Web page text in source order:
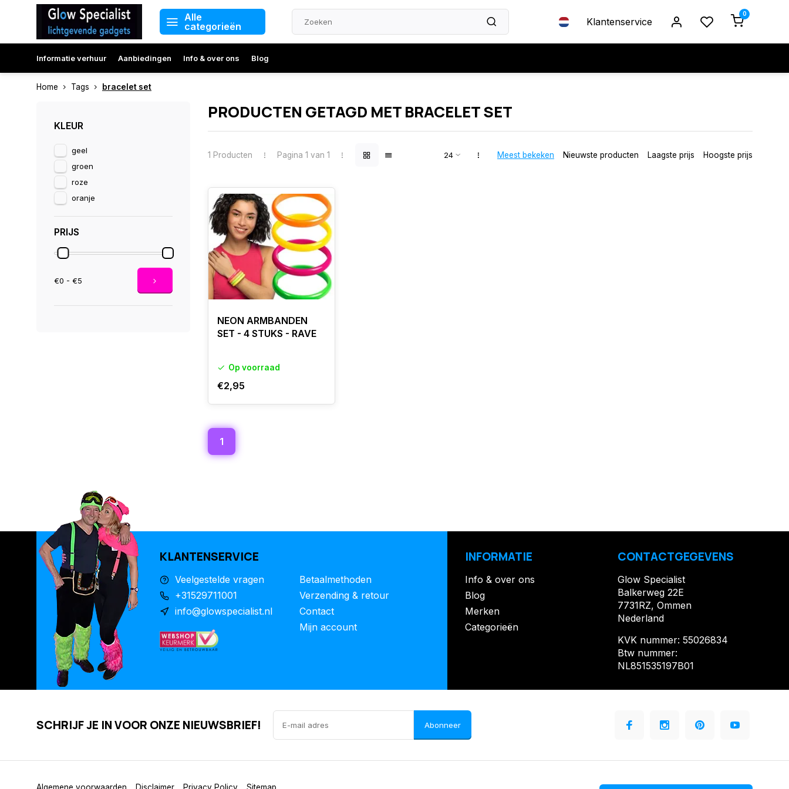
Alle
categorieën
Klantenservice
0
Informatie verhuur Aanbiedingen Info & over ons Blog
Home Tags bracelet set
KLEUR
geel
groen
roze
oranje
PRIJS
€0 - €5
PRODUCTEN GETAGD MET BRACELET SET
1 Producten Pagina 1 van 1 Meest bekeken Nieuwste producten Laagste prijs Hoogste prijs
NEON ARMBANDEN
SET - 4 STUKS - RAVE
Op voorraad
€2,95
1
KLANTENSERVICE
Veelgestelde vragen
+31529711001
info@glowspecialist.nl
Betaalmethoden
Verzending & retour
Contact
Mijn account
INFORMATIE
Info & over ons
Blog
Merken
Categorieën
CONTACTGEGEVENS
Glow Specialist
Balkerweg 22E
7731RZ, Ommen
Nederland
KVK nummer: 55026834
Btw nummer:
NL851535197B01
SCHRIJF JE IN VOOR ONZE NIEUWSBRIEF! Abonneer
Algemene voorwaarden Disclaimer Privacy Policy Sitemap